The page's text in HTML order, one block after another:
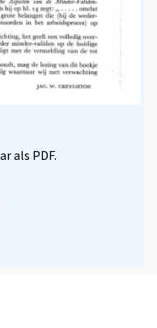
als PDF.